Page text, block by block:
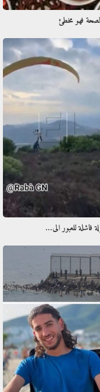
فهو مخطئ
فاشلة للعبور الى…